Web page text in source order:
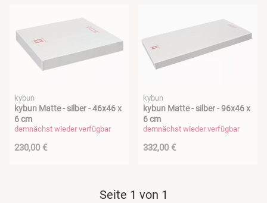
kybun
kybun Matte - silber - 46x46 x
6 cm
demnächst wieder verfügbar
230,00 €
kybun
kybun Matte - silber - 96x46 x
6 cm
demnächst wieder verfügbar
332,00 €
Seite 1 von 1